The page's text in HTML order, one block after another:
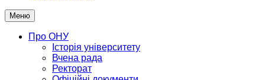
Меню
Про ОНУ
Історія університету
Вчена рада
Ректорат